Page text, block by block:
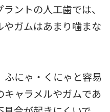
ントの人工歯では、
ガムはあまり噛まな
ふにゃ・くにゃと容易
ャラメルやガムであ